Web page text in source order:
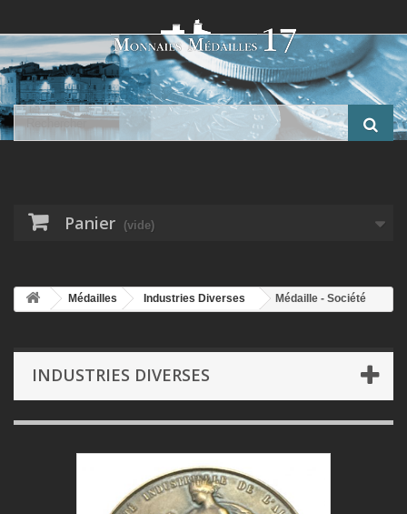
Panier (vide)
Médailles Industries Diverses
Médaille - Société
INDUSTRIES DIVERSES